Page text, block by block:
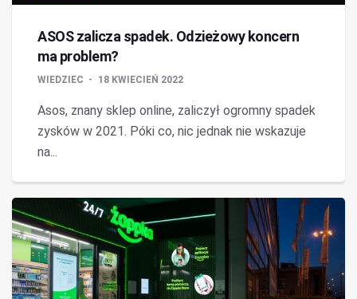
ASOS zalicza spadek. Odzieżowy koncern
ma problem?
WIEDZIEC 18 KWIECIEŃ 2022
Asos, znany sklep online, zaliczył ogromny spadek
zysków w 2021. Póki co, nic jednak nie wskazuje
na...